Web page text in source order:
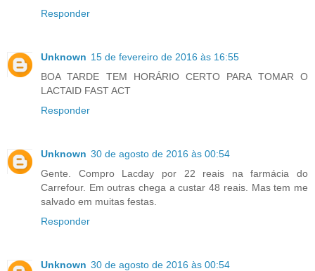
Responder
Unknown 15 de fevereiro de 2016 às 16:55
BOA TARDE TEM HORÁRIO CERTO PARA TOMAR O
LACTAID FAST ACT
Responder
Unknown 30 de agosto de 2016 às 00:54
Gente. Compro Lacday por 22 reais na farmácia do
Carrefour. Em outras chega a custar 48 reais. Mas tem me
salvado em muitas festas.
Responder
Unknown 30 de agosto de 2016 às 00:54